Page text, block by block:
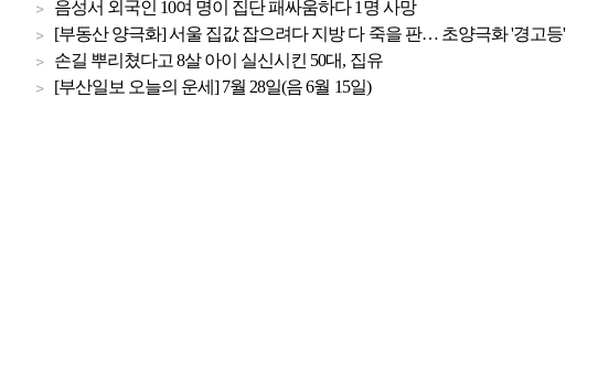
음성서 외국인 10여 명이 집단 패싸움하다 1명 사망
[부동산 양극화] 서울 집값 잡으려다 지방 다 죽을 판… 초양극화 '경고등'
손길 뿌리쳤다고 8살 아이 실신시킨 50대, 집유
[부산일보 오늘의 운세] 7월 28일(음 6월 15일)